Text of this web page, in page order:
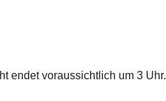
endet voraussichtlich um 3 Uhr.